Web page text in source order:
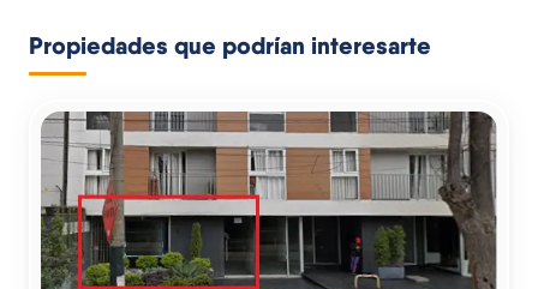
Propiedades que podrían interesarte